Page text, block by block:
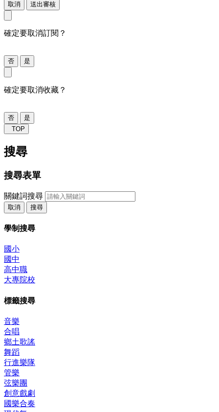
取消 送出審核
確定要取消訂閱？
否 是
確定要取消收藏？
否
是
TOP
搜尋
搜尋表單
關鍵詞搜尋
取消 搜尋
學制搜尋
國小
國中
高中職
大專院校
標籤搜尋
音樂
合唱
鄉土歌謠
舞蹈
行進樂隊
管樂
弦樂團
創意戲劇
國樂合奏